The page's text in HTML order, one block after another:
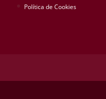
Política de Cookies